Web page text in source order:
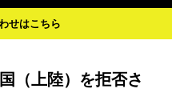
せはこちら
（上陸）を拒否さ